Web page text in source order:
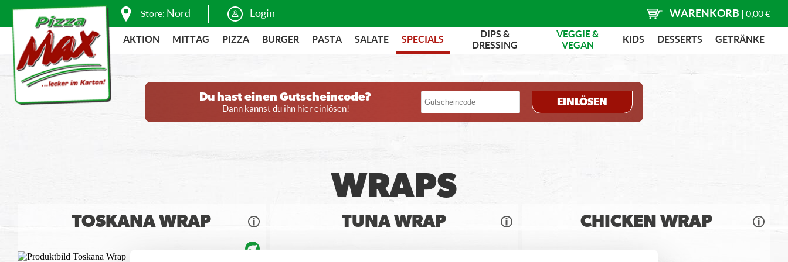
Store: Nord Login WARENKORB | 0,00 €
AKTION MITTAG PIZZA BURGER PASTA SALATE SPECIALS
DIPS &
DRESSING
VEGGIE &
VEGAN
KIDS DESSERTS GETRÄNKE
Du hast einen Gutscheincode?
Dann kannst du ihn hier einlösen!
EINLÖSEN
WRAPS
TOSKANA WRAP TUNA WRAP CHICKEN WRAP